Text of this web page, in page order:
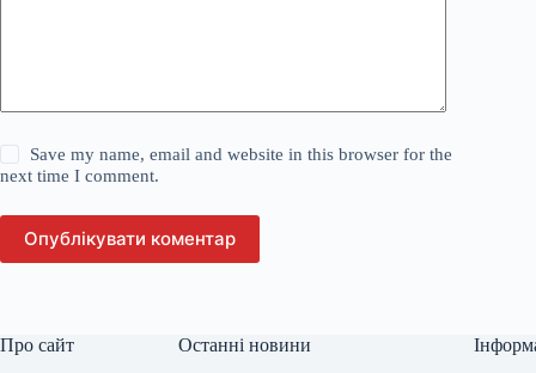
Save my name, email and website in this browser for the
next time I comment.
Опублікувати коментар
Про сайт Останні новини